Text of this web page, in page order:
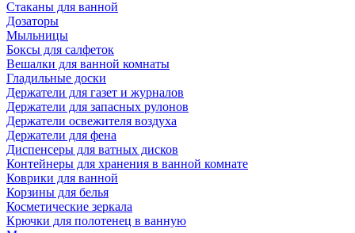
Стаканы для ванной
Дозаторы
Мыльницы
Боксы для салфеток
Вешалки для ванной комнаты
Гладильные доски
Держатели для газет и журналов
Держатели для запасных рулонов
Держатели освежителя воздуха
Держатели для фена
Диспенсеры для ватных дисков
Контейнеры для хранения в ванной комнате
Коврики для ванной
Корзины для белья
Косметические зеркала
Крючки для полотенец в ванную